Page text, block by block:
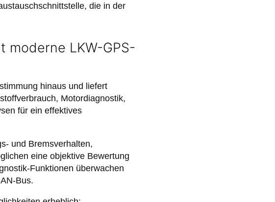
die in der
moderne LKW-GPS-
hinaus und liefert
Motordiagnostik,
für ein effektives
und Bremsverhalten,
eine objektive Bewertung
Funktionen überwachen
Bus.